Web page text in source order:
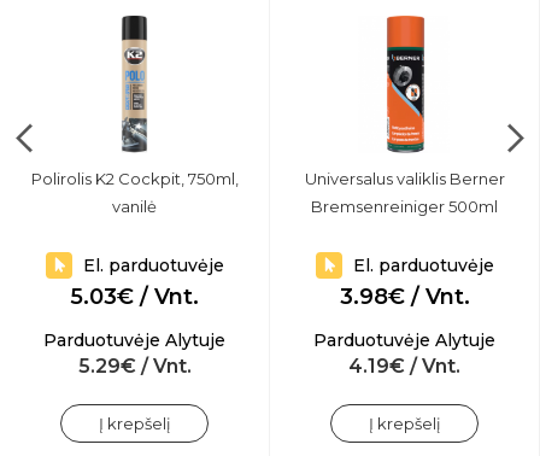
Polirolis K2 Cockpit, 750ml,
vanilė
El. parduotuvėje
5.03€ / Vnt.
Parduotuvėje Alytuje
5.29€ / Vnt.
Į krepšelį
Universalus valiklis Berner
Bremsenreiniger 500ml
El. parduotuvėje
3.98€ / Vnt.
Parduotuvėje Alytuje
4.19€ / Vnt.
Į krepšelį